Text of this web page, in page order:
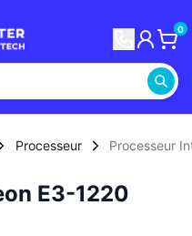
0
Processeur Processeur
E3-1220